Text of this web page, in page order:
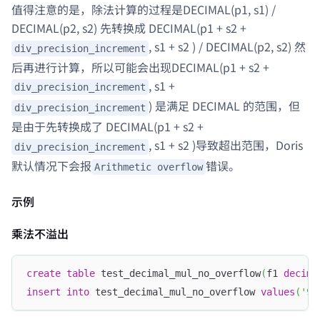
值得注意的是，除法计算的过程是DECIMAL(p1, s1) /
DECIMAL(p2, s2) 先转换成 DECIMAL(p1 + s2 +
div_precision_increment , s1 + s2 ) / DECIMAL(p2, s2) 然
后再进行计算，所以可能会出现DECIMAL(p1 + s2 +
div_precision_increment , s1 +
div_precision_increment ) 是满足 DECIMAL 的范围，但
是由于先转换成了 DECIMAL(p1 + s2 +
div_precision_increment , s1 + s2 )导致超出范围，Doris
默认情况下会报 Arithmetic overflow 错误。
示例
乘法不溢出
create table test_decimal_mul_no_overflow(f1
insert
into test_decimal_mul_no_overflow values (